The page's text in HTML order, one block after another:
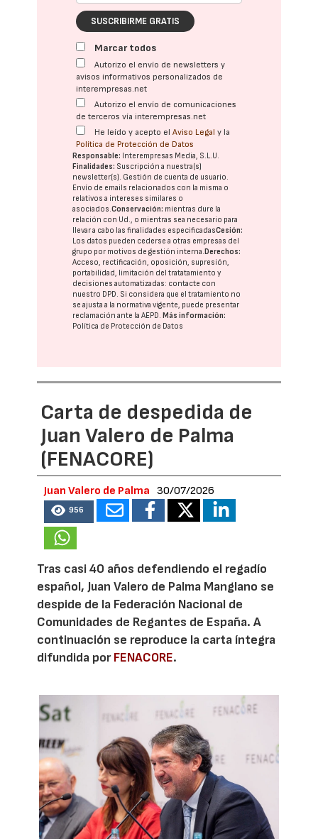
SUSCRIBIRME GRATIS
Marcar todos
Autorizo el envío de newsletters y
avisos informativos personalizados de
interempresas.net
Autorizo el envío de comunicaciones
de terceros vía interempresas.net
He leído y acepto elAviso Legal y la
Política de Protección de Datos
Responsable: Interempresas Media, S.L.U.
Finalidades: Suscripción a nuestra(s)
newsletter(s). Gestión de cuenta de usuario.
Envío de emails relacionados con la misma o
relativos a intereses similares o
asociados.Conservación: mientras dure la
relación con Ud., o mientras sea necesario para
llevar a cabo las finalidades especificadasCesión:
Los datos pueden cederse a otras empresas del
grupo por motivos de gestión interna. Derechos:
Acceso, rectificación, oposición, supresión,
portabilidad, limitación del tratatamiento y
decisiones automatizadas: contacte con
nuestro DPD. Si considera que el tratamiento no
se ajusta a la normativa vigente, puede presentar
reclamación ante laAEPD. Más información:
Política de Protección de Datos
Carta de despedida de
Juan Valero de Palma
(FENACORE)
Juan Valero de Palma 30/07/2026
956
Tras casi 40 años defendiendo el regadío
español, Juan Valero de Palma Manglano se
despide de la Federación Nacional de
Comunidades de Regantes de España. A
continuación se reproduce la carta íntegra
difundida porFENACORE.